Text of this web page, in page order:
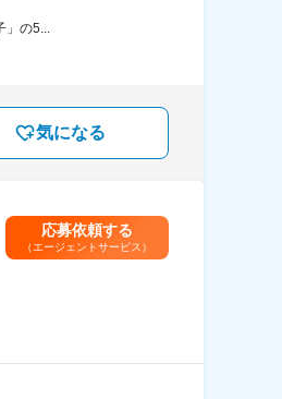
」の5...
気になる
応募依頼する
（エージェントサービス）